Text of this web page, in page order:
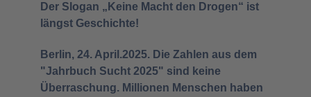
Der Slogan „Keine Macht den Drogen“ ist
längst Geschichte!
Berlin, 24. April.2025. Die Zahlen aus dem
"Jahrbuch Sucht 2025" sind keine
Überraschung. Millionen Menschen haben